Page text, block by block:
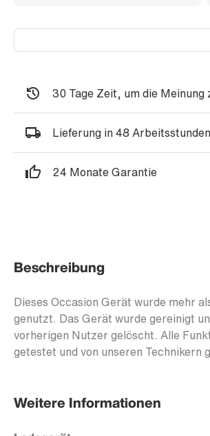
30 Tage Zeit, um die Meinung
Lieferung in 48 Arbeitsstunden
24 Monate Garantie
Beschreibung
Dieses Occasion Gerät wurde mehr
genutzt. Das Gerät wurde gereinigt
vorherigen Nutzer gelöscht. Alle
getestet und von unseren Technikern
Weitere Informationen